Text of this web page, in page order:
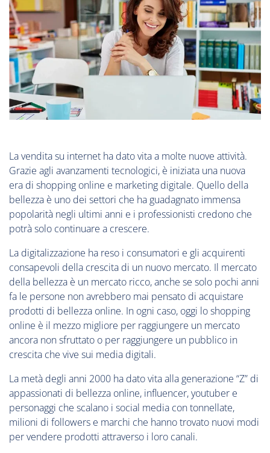
La vendita su internet ha dato vita a molte nuove attività.
Grazie agli avanzamenti tecnologici, è iniziata una nuova
era di shopping online e marketing digitale. Quello della
bellezza è uno dei settori che ha guadagnato immensa
popolarità negli ultimi anni e i professionisti credono che
potrà solo continuare a crescere.
La digitalizzazione ha reso i consumatori e gli acquirenti
consapevoli della crescita di un nuovo mercato. Il mercato
della bellezza è un mercato ricco, anche se solo pochi anni
fa le persone non avrebbero mai pensato di acquistare
prodotti di bellezza online. In ogni caso, oggi lo shopping
online è il mezzo migliore per raggiungere un mercato
ancora non sfruttato o per raggiungere un pubblico in
crescita che vive sui media digitali.
La metà degli anni 2000 ha dato vita alla generazione “Z” di
appassionati di bellezza online, influencer, youtuber e
personaggi che scalano i social media con tonnellate,
milioni di followers e marchi che hanno trovato nuovi modi
per vendere prodotti attraverso i loro canali.